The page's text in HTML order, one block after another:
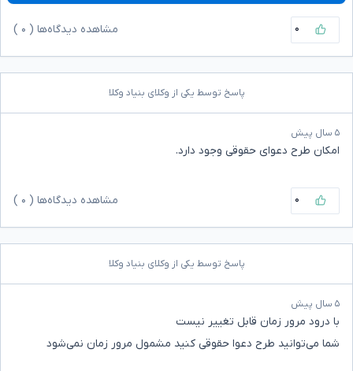
۰ مشاهده دیدگاه‌ها ( ۰
پاسخ توسط یکی از وکلای بنیاد وکلا
۵ سال پیش
امکان طرح دعوای حقوقی وجود دارد.
۰ مشاهده دیدگاه‌ها ( ۰
پاسخ توسط یکی از وکلای بنیاد وکلا
۵ سال پیش
با درود مرور زمان قابل تغییر نیست
شما می‌توانید طرح دعوا حقوقی کنید مشمول مرور زمان نمی‌شود